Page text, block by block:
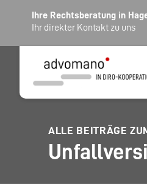
Ihre Rechtsberatung in
Ihr direkter Kontakt zu uns
ALLE BEITRÄGE